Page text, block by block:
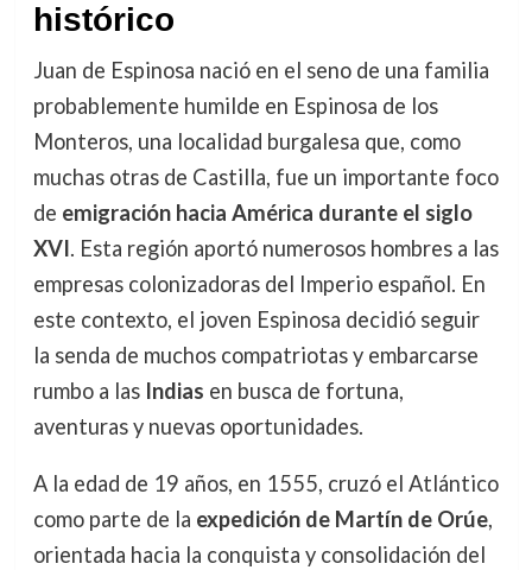
histórico
Juan de Espinosa nació en el seno de una familia
probablemente humilde en Espinosa de los
Monteros, una localidad burgalesa que, como
muchas otras de Castilla, fue un importante foco
de emigración hacia América durante el siglo
XVI. Esta región aportó numerosos hombres a las
empresas colonizadoras del Imperio español. En
este contexto, el joven Espinosa decidió seguir
la senda de muchos compatriotas y embarcarse
rumbo a las Indias en busca de fortuna,
aventuras y nuevas oportunidades.
A la edad de 19 años, en 1555, cruzó el Atlántico
como parte de la expedición de Martín de Orúe,
orientada hacia la conquista y consolidación del